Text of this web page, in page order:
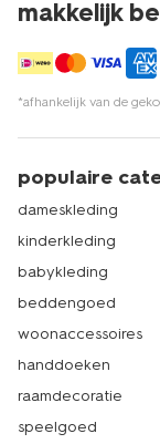
makkelijk
*afhankelijk van de
populaire
dameskleding
kinderkleding
babykleding
beddengoed
woonaccessoires
handdoeken
raamdecoratie
speelgoed